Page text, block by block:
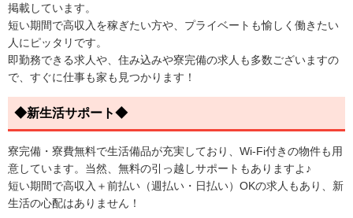
掲載しています。
短い期間で高収入を稼ぎたい方や、プライベートも愉しく働きたい
人にピッタリです。
即勤務できる求人や、住み込みや寮完備の求人も多数ございますの
で、すぐに仕事も家も見つかります！
◆新生活サポート◆
寮完備・寮費無料で生活備品が充実しており、Wi-Fi付きの物件も用
意しています。当然、無料の引っ越しサポートもありますよ♪
短い期間で高収入＋前払い（週払い・日払い）OKの求人もあり、新
生活の心配はありません！